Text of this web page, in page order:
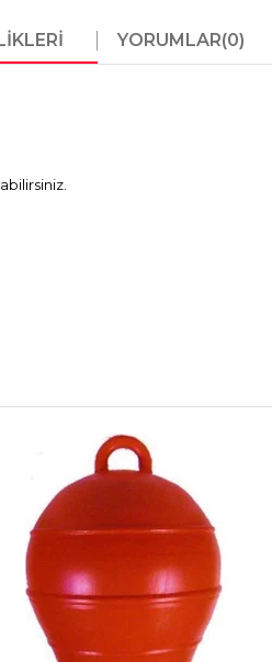
YORUMLAR(0)